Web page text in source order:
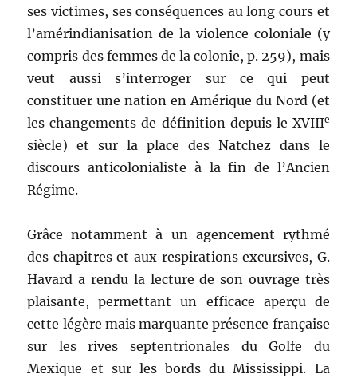
ses victimes, ses conséquences au long cours et
l’amérindianisation de la violence coloniale (y
compris des femmes de la colonie, p. 259), mais
veut aussi s’interroger sur ce qui peut
constituer une nation en Amérique du Nord (et
les changements de définition depuis le XVIIIe
siècle) et sur la place des Natchez dans le
discours anticolonialiste à la fin de l’Ancien
Régime.
Grâce notamment à un agencement rythmé
des chapitres et aux respirations excursives, G.
Havard a rendu la lecture de son ouvrage très
plaisante, permettant un efficace aperçu de
cette légère mais marquante présence française
sur les rives septentrionales du Golfe du
Mexique et sur les bords du Mississippi. La